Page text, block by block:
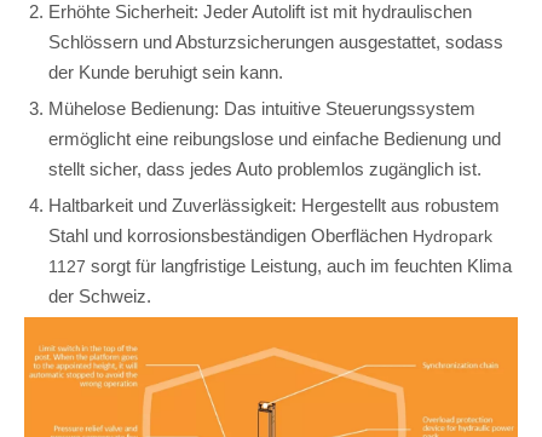
Erhöhte Sicherheit: Jeder Autolift ist mit hydraulischen
Schlössern und Absturzsicherungen ausgestattet, sodass
der Kunde beruhigt sein kann.
Mühelose Bedienung: Das intuitive Steuerungssystem
ermöglicht eine reibungslose und einfache Bedienung und
stellt sicher, dass jedes Auto problemlos zugänglich ist.
Haltbarkeit und Zuverlässigkeit: Hergestellt aus robustem
Stahl und korrosionsbeständigen Oberflächen Hydropark
1127 sorgt für langfristige Leistung, auch im feuchten Klima
der Schweiz.